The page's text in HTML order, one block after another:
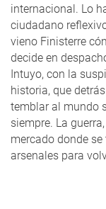
internacional. Lo
ciudadano
vieno Finisterre
decide en
Intuyo, con la
historia, que
temblar al mundo
siempre. La
mercado donde
arsenales para